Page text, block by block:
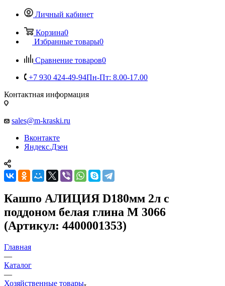
Личный кабинет
Корзина0
Избранные товары0
Сравнение товаров0
+7 930 424-49-94Пн-Пт: 8.00-17.00
Контактная информация
sales@m-kraski.ru
Вконтакте
Яндекс.Дзен
Кашпо АЛИЦИЯ D180мм 2л с
поддоном белая глина М 3066
(Артикул: 4400001353)
Главная
—
Каталог
—
Хозяйственные товары